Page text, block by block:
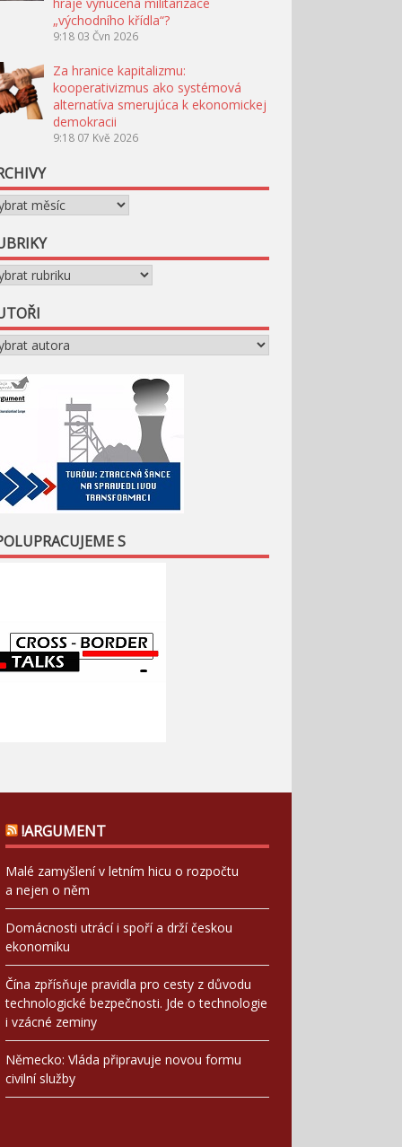
„východního křídla“?
9:18 03 Čvn 2026
Za hranice kapitalizmu:
kooperativizmus ako systémová
alternatíva smerujúca k ekonomickej
demokracii
9:18 07 Kvě 2026
S
!ARGUMENT
Malé zamyšlení v letním hicu o rozpočtu
a nejen o něm
Domácnosti utrácí i spoří a drží českou
ekonomiku
Čína zpřísňuje pravidla pro cesty z důvodu
technologické bezpečnosti. Jde o technologie
i vzácné zeminy
Německo: Vláda připravuje novou formu
civilní služby